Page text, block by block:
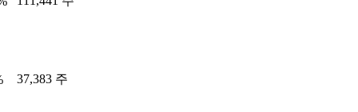
37,383 주